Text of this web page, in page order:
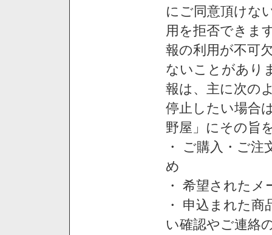
にご同意頂けな
用を拒否できま
報の利用が不可
ないことがあり
報は、主に次の
停止したい場合
野屋」にその旨
・ ご購入・ご
め
・ 希望された
・ 申込まれた
い確認やご連絡